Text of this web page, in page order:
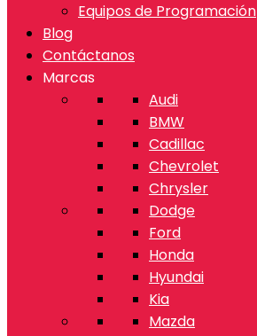
Equipos de Programación
Blog
Contáctanos
Marcas
Audi
BMW
Cadillac
Chevrolet
Chrysler
Dodge
Ford
Honda
Hyundai
Kia
Mazda